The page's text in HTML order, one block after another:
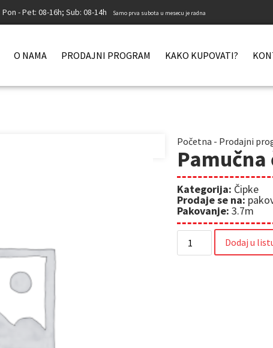
Pon - Pet: 08-16h; Sub: 08-14h Samo prva subota u mesecu je radna
O NAMA PRODAJNI PROGRAM KAKO KUPOVATI?
Početna - Prodajni
Kategorija: Čipke
Prodaje se na:
Pakovanje: 3.7m
Dodaj u